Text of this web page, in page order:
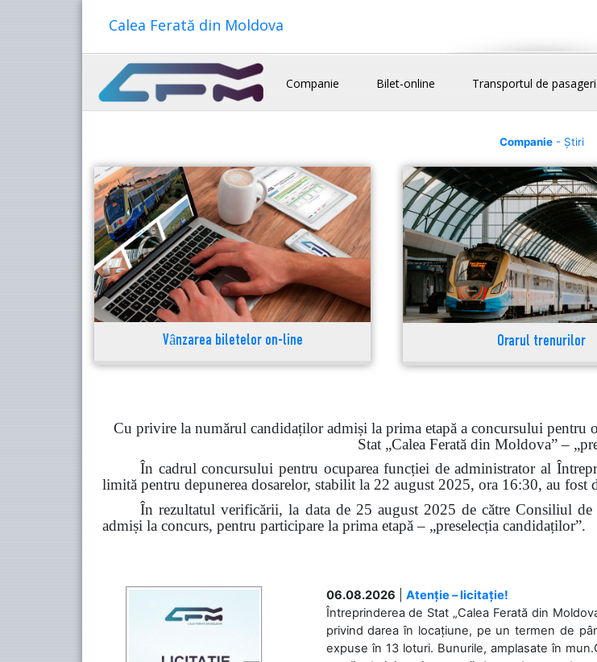
Calea Ferată din Moldova
Companie Bilet-online Transportul de pasageri
Companie- Știri
Vânzarea biletelor on-line Orarul trenurilor
Cu privire la numărul candidaților admiși la prima etapă a concursului
Stat „Calea Ferată din Moldova” –
În cadrul concursului pentru ocuparea funcției de administrator al
limită pentru depunerea dosarelor, stabilit la 22 august 2025, ora 16:30, au fost
În rezultatul verificării, la data de 25 august 2025 de către Consiliul
admiși la concurs, pentru participare la prima etapă – „preselecția candidaților”.
06.08.2026
Atenție – licitație!
Întreprinderea de Stat „Calea Ferată din
privind darea în locațiune, pe un termen de
expuse în 13 loturi. Bunurile, amplasate în